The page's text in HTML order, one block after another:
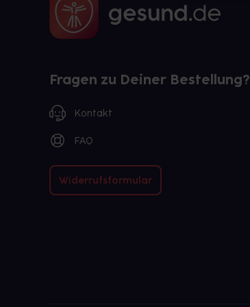
Fragen zu Deiner Bestellung?
Kontakt
FAQ
Widerrufsformular